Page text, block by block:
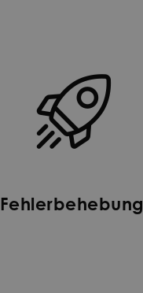
Fehlerbehebung